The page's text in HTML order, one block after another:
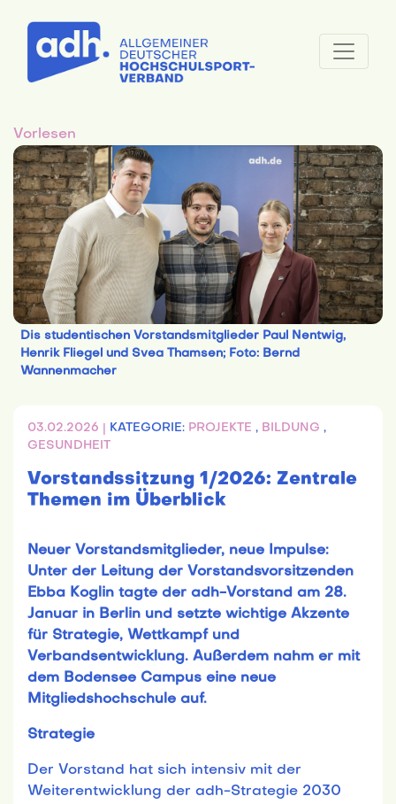
Vorlesen
Dis studentischen Vorstandsmitglieder Paul Nentwig,
Henrik Fliegel und Svea Thamsen; Foto: Bernd
Wannenmacher
03.02.2026 | KATEGORIE: PROJEKTE , BILDUNG ,
GESUNDHEIT
Vorstandssitzung 1/2026: Zentrale
Themen im Überblick
Neuer Vorstandsmitglieder, neue Impulse:
Unter der Leitung der Vorstandsvorsitzenden
Ebba Koglin tagte der adh-Vorstand am 28.
Januar in Berlin und setzte wichtige Akzente
für Strategie, Wettkampf und
Verbandsentwicklung. Außerdem nahm er mit
dem Bodensee Campus eine neue
Mitgliedshochschule auf.
Strategie
Der Vorstand hat sich intensiv mit der
Weiterentwicklung der adh-Strategie 2030